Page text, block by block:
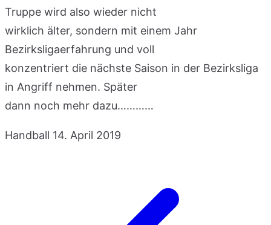
Truppe wird also wieder nicht
wirklich älter, sondern mit einem Jahr
Bezirksligaerfahrung und voll
konzentriert die nächste Saison in der Bezirksliga
in Angriff nehmen. Später
dann noch mehr dazu…………
Handball 14. April 2019